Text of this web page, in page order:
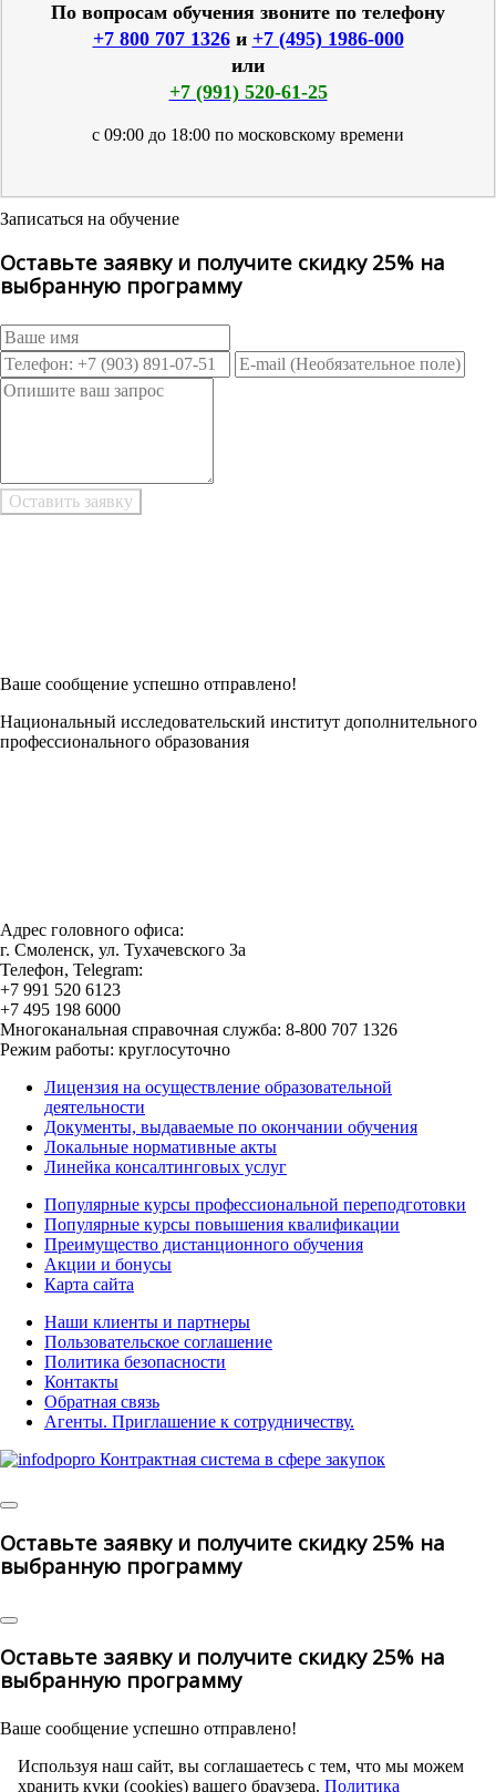
По вопросам обучения звоните по телефону
+7 800 707 1326и +7 (495) 1986-000
или
+7 (991) 520-61-25
с 09:00 до 18:00 по московскому времени
Записаться на обучение
Оставьте заявку и получите скидку 25% на
выбранную программу
Ваше сообщение успешно отправлено!
Национальный исследовательский институт дополнительного
профессионального образования
Адрес головного офиса:
г. Смоленск, ул. Тухачевского 3а
Телефон, Telegram:
+7 991 520 6123
+7 495 198 6000
Многоканальная справочная служба: 8-800 707 1326
Режим работы: круглосуточно
Лицензия на осуществление образовательной
деятельности
Документы, выдаваемые по окончании обучения
Локальные нормативные акты
Линейка консалтинговых услуг
Популярные курсы профессиональной переподготовки
Популярные курсы повышения квалификации
Преимущество дистанционного обучения
Акции и бонусы
Карта сайта
Наши клиенты и партнеры
Пользовательское соглашение
Политика безопасности
Контакты
Обратная связь
Агенты. Приглашение к сотрудничеству.
Оставьте заявку и получите скидку 25% на
выбранную программу
Оставьте заявку и получите скидку 25% на
выбранную программу
Ваше сообщение успешно отправлено!
Используя наш сайт, вы соглашаетесь с тем, что мы можем
хранить куки (cookies) вашего браузера. Политика